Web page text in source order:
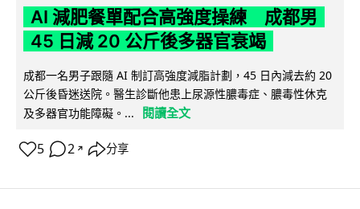
AI 減肥餐單配合高強度操練 成都男
45 日減 20 公斤後多器官衰竭
成都一名男子跟隨 AI 制訂高強度減脂計劃，45 日內減去約 20
公斤後昏迷送院。醫生診斷他患上尿源性膿毒症、膿毒性休克
及多器官功能障礙。...
閱讀全文
5 2 ↗ 分享